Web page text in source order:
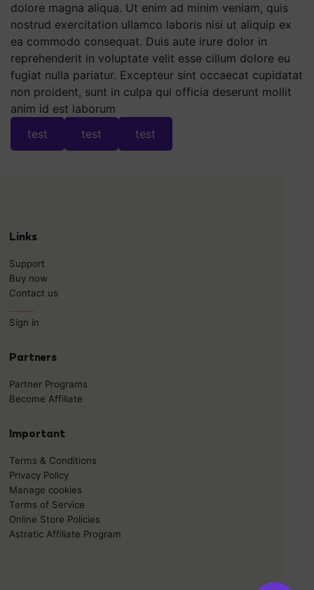
dolore magna aliqua. Ut enim ad minim veniam, quis
nostrud exercitation ullamco laboris nisi ut aliquip ex
ea commodo consequat. Duis aute irure dolor in
reprehenderit in voluptate velit esse cillum dolore eu
fugiat nulla pariatur. Excepteur sint occaecat cupidatat
non proident, sunt in culpa qui officia deserunt mollit
anim id est laborum
test
test test
Links
Support
Buy now
Contact us
Sign in
Partners
Partner Programs
Become Affiliate
Important
Terms & Conditions
Privacy Policy
Manage cookies
Terms of Service
Online Store Policies
Astratic Affiliate Program